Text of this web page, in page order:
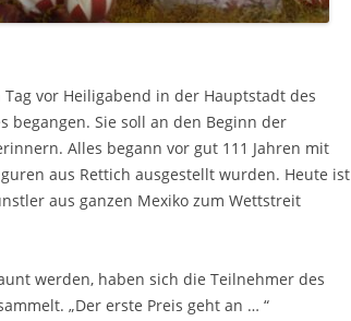
vor Heiligabend in der Hauptstadt des
begangen. Sie soll an den Beginn der
Alles begann vor gut 111 Jahren mit
aus Rettich ausgestellt wurden. Heute ist
aus ganzen Mexiko zum Wettstreit
werden, haben sich die Teilnehmer des
„Der erste Preis geht an … “